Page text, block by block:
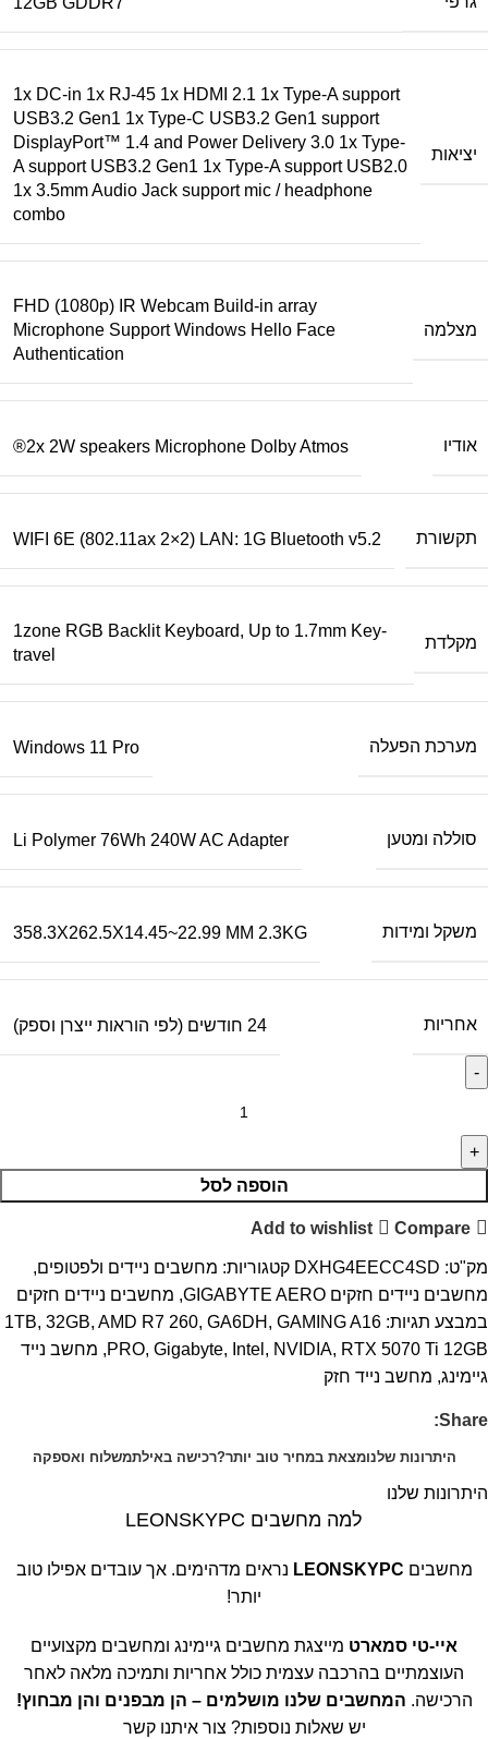
יציאות
1x DC-in 1x RJ-45 1x HDMI 2.1 1x Type-A support
USB3.2 Gen1 1x Type-C USB3.2 Gen1 support
DisplayPort™ 1.4 and Power Delivery 3.0 1x Type-
A support USB3.2 Gen1 1x Type-A support USB2.0
1x 3.5mm Audio Jack support mic / headphone
combo
מצלמה
FHD (1080p) IR Webcam Build-in array
Microphone Support Windows Hello Face
Authentication
אודיו 2x 2W speakers Microphone Dolby Atmos®
תקשורת WIFI 6E (802.11ax 2×2) LAN: 1G Bluetooth v5.2
מקלדת
1zone RGB Backlit Keyboard, Up to 1.7mm Key-
travel
מערכת הפעלה Windows 11 Pro
סוללה ומטען Li Polymer 76Wh 240W AC Adapter
משקל ומידות 358.3X262.5X14.45~22.99 MM 2.3KG
אחריות 24 חודשים (לפי הוראות ייצרן וספק)
הוספה לסל
Compare
Add to wishlist
מק"ט: DXHG4EECC4SD קטגוריות: מחשבים ניידים ולפטופים,
מחשבים ניידים חזקים GIGABYTE AERO
, מחשבים ניידים חזקים
במבצע תגיות: 1TB, 32GB, AMD R7 260, GA6DH , GAMING A16
PRO, Gigabyte, Intel , NVIDIA, RTX 5070 Ti 12GB
, מחשב נייד
גיימינג, מחשב נייד חזק
Share:
היתרונות שלנומצאת במחיר טוב יותר?רכישה באילתמשלוח ואספקה
היתרונות שלנו
למה מחשבים LEONSKYPC
מחשבים LEONSKYPC נראים מדהימים. אך עובדים אפילו טוב
יותר!
איי-טי סמארט מייצגת מחשבים גיימינג ומחשבים מקצועיים
העוצמתיים בהרכבה עצמית כולל אחריות ותמיכה מלאה לאחר
הרכישה. המחשבים שלנו מושלמים – הן מבפנים והן מבחוץ!
יש שאלות נוספות? צור איתנו קשר